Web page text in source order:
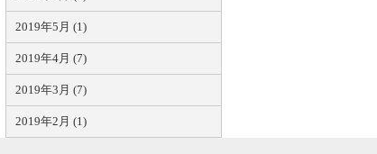
2019年5月 (1)
2019年4月 (7)
2019年3月 (7)
2019年2月 (1)